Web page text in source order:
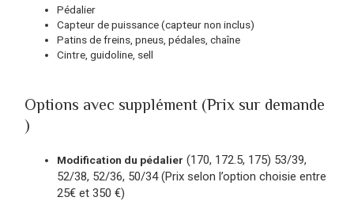
Pédalier
Capteur de puissance (capteur non inclus)
Patins de freins, pneus, pédales, chaîne
Cintre, guidoline, sell
Options avec supplément (Prix sur demande
)
Modification du pédalier (170, 172.5, 175) 53/39,
52/38, 52/36, 50/34 (Prix selon l’option choisie entre
25€ et 350 €)